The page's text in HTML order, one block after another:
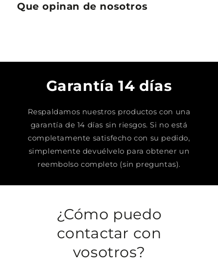
Que opinan de nosotros
Garantía 14 días
Respaldamos nuestros productos con una
garantía de 14 días sin riesgos. Si no está
completamente satisfecho con su pedido,
simplemente devuélvelo para obtener un
reembolso completo (sin preguntas).
¿Cómo puedo
contactar con
vosotros?